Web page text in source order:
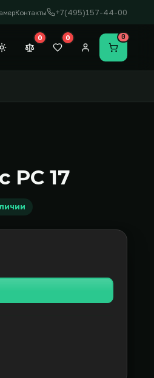
Контакты +7(495)157-44-00
Темная тема
0 0
Перейти
0
PC 17